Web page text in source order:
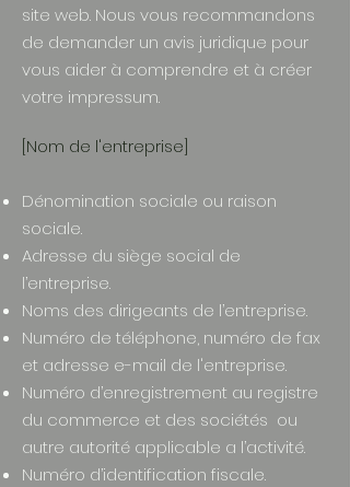
site web. Nous vous recommandons
de demander un avis juridique pour
vous aider à comprendre et à créer
votre impressum.
[Nom de l'entreprise]
Dénomination sociale ou raison
sociale.
Adresse du siège social de
l’entreprise.
Noms des dirigeants de l’entreprise.
Numéro de téléphone, numéro de fax
et adresse e-mail de l'entreprise.
Numéro d’enregistrement au registre
du commerce et des sociétés ou
autre autorité applicable a l’activité.
Numéro d’identification fiscale.